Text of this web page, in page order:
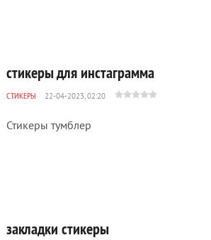
стикеры для инстаграмма
СТИКЕРЫ 22-04-2023, 02:20
Стикеры тумблер
закладки стикеры